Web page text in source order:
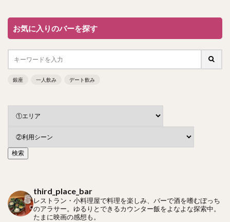
お気に入りのバーを探す
銀座 一人飲み デート飲み
third_place_bar
レストラン・小料理屋で料理を楽しみ、バーで酒を嗜むぼっち
のアラサー。ゆるりとできるカウンター飯をよなよな探索中。
たまに映画の感想も。